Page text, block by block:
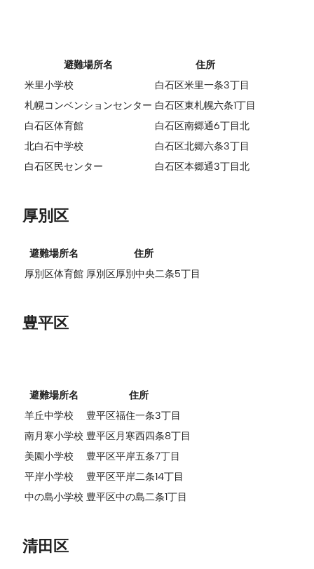
避難場所名
住所
米里小学校
白石区米里一条3丁目
札幌コンベンションセンター 白石区東札幌六条1丁目
白石区体育館
白石区南郷通6丁目北
北白石中学校
白石区北郷六条3丁目
白石区民センター
白石区本郷通3丁目北
厚別区
避難場所名
住所
厚別区体育館 厚別区厚別中央二条5丁目
豊平区
避難場所名
住所
羊丘中学校
豊平区福住一条3丁目
南月寒小学校 豊平区月寒西四条8丁目
美園小学校
豊平区平岸五条7丁目
平岸小学校
豊平区平岸二条14丁目
中の島小学校 豊平区中の島二条1丁目
清田区